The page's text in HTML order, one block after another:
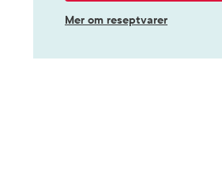
Mer om reseptvarer